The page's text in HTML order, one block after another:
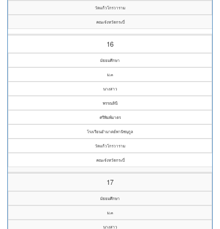
วัดแก้วโกรวาราม
คณะจังหวัดกระบี่
16
มัธยมศึกษา
ม.๓
นางสาว
พรรณลินี
ศรีพิมพ์มาตร
โรงเรียนอำมาตย์พานิชนุกูล
วัดแก้วโกรวาราม
คณะจังหวัดกระบี่
17
มัธยมศึกษา
ม.๓
นางสาว